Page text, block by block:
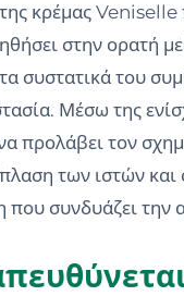
κρέμας
στην ορατή
συστατικά του
Μέσω της
προλάβει τον
των ιστών και
που συνδυάζει